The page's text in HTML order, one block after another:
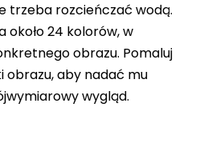
trzeba rozcieńczać wodą.
około 24 kolorów, w
obrazu. Pomaluj
obrazu, aby nadać mu
wygląd.